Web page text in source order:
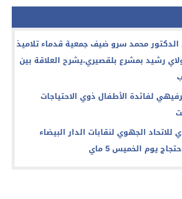
محمد سرو ضيف جمعية قدماء تلاميذ
رشيد بمشرع بلقصيري،يشرح العلاقة بين
لفائدة الأطفال ذوي الاحتياجات
للاتحاد الجهوي لنقابات الدار البيضاء
يوم الخميس 5 ماي